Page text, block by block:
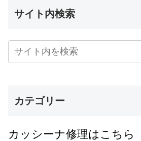
サイト内検索
カテゴリー
カッシーナ修理はこちら